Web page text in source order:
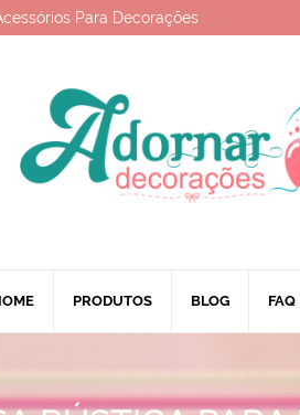
Para Decorações
PRODUTOS BLOG FAQ